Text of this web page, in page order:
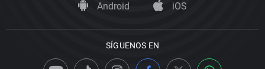
Android iOS
SÍGUENOS EN